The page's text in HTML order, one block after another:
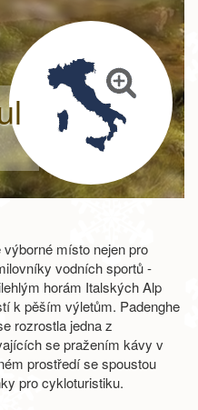
místo nejen pro
vodních sportů -
horám Italských Alp
k pěším výletům. Padenghe
rozrostla jedna z
se pražením kávy v
prostředí se spoustou
pro cykloturistiku.